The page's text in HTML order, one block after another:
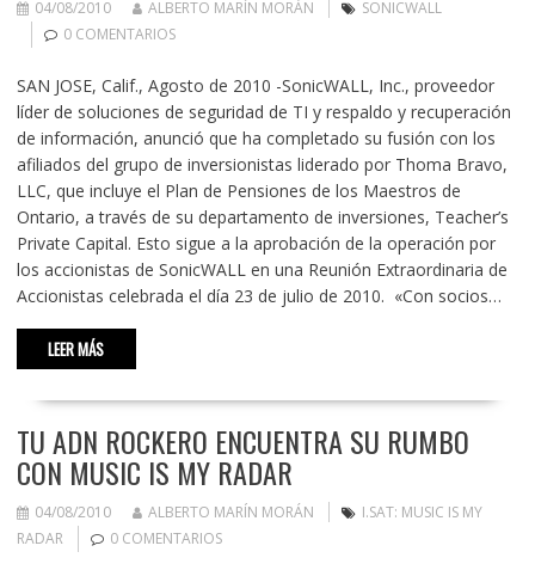
04/08/2010 ALBERTO MARÍN MORÁN
SONICWALL
0 COMENTARIOS
SAN JOSE, Calif., Agosto de 2010 -SonicWALL, Inc., proveedor
líder de soluciones de seguridad de TI y respaldo y recuperación
de información, anunció que ha completado su fusión con los
afiliados del grupo de inversionistas liderado por Thoma Bravo,
LLC, que incluye el Plan de Pensiones de los Maestros de
Ontario, a través de su departamento de inversiones, Teacher’s
Private Capital. Esto sigue a la aprobación de la operación por
los accionistas de SonicWALL en una Reunión Extraordinaria de
Accionistas celebrada el día 23 de julio de 2010. «Con socios…
LEER MÁS
TU ADN ROCKERO ENCUENTRA SU RUMBO
CON MUSIC IS MY RADAR
04/08/2010 ALBERTO MARÍN MORÁN
I.SAT: MUSIC IS MY
RADAR
0 COMENTARIOS